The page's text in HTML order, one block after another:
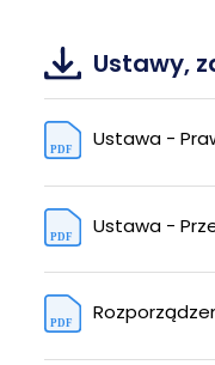
Ustawy,
Ustawa -
Ustawa -